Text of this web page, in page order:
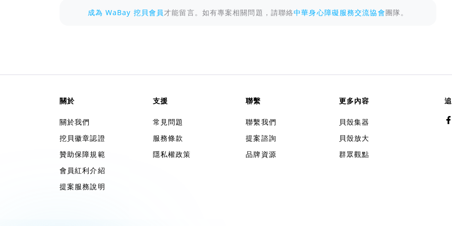
成為 WaBay 挖貝會員才能留言。如有專案相關問題，請聯絡中華身心障礙服務交流協會團隊。
關於
關於我們
挖貝徽章認證
贊助保障規範
會員紅利介紹
提案服務說明
支援
常見問題
服務條款
隱私權政策
聯繫
聯繫我們
提案諮詢
品牌資源
更多內容
貝殼集器
貝殼放大
群眾觀點